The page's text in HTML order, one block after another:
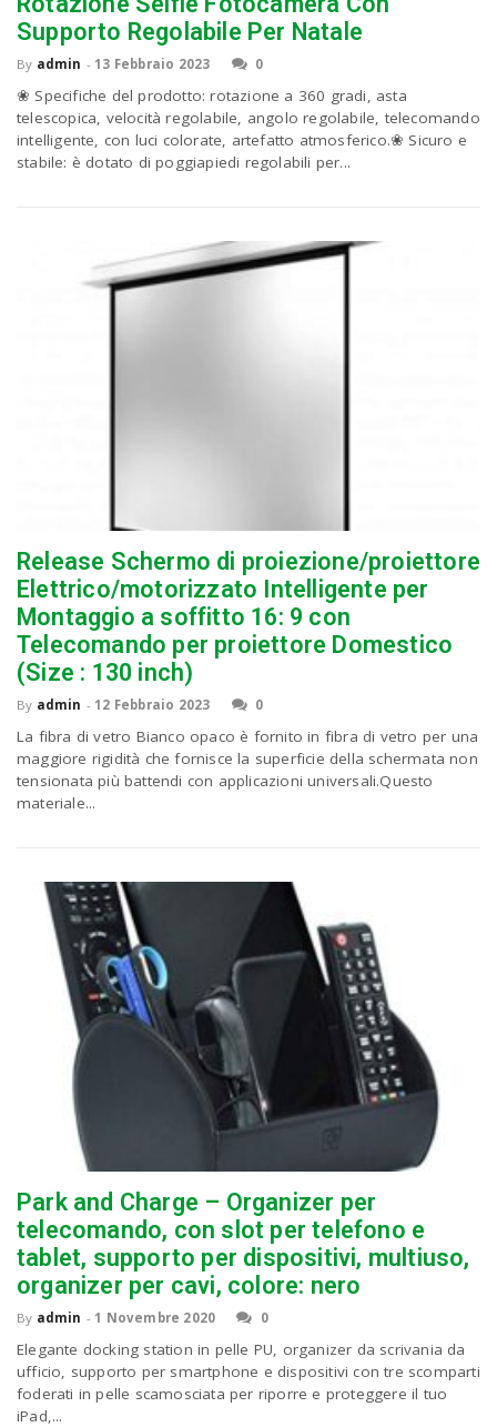
Supporto Regolabile Per Natale
By admin - 13 Febbraio 2023 0
❀ Specifiche del prodotto: rotazione a 360 gradi, asta
telescopica, velocità regolabile, angolo regolabile, telecomando
intelligente, con luci colorate, artefatto atmosferico.❀ Sicuro e
stabile: è dotato di poggiapiedi regolabili per...
Release Schermo di proiezione/proiettore
Elettrico/motorizzato Intelligente per
Montaggio a soffitto 16: 9 con
Telecomando per proiettore Domestico
(Size : 130 inch)
By admin - 12 Febbraio 2023 0
La fibra di vetro Bianco opaco è fornito in fibra di vetro per una
maggiore rigidità che fornisce la superficie della schermata non
tensionata più battendi con applicazioni universali.Questo
materiale...
Park and Charge – Organizer per
telecomando, con slot per telefono e
tablet, supporto per dispositivi, multiuso,
organizer per cavi, colore: nero
By admin - 1 Novembre 2020 0
Elegante docking station in pelle PU, organizer da scrivania da
ufficio, supporto per smartphone e dispositivi con tre scomparti
foderati in pelle scamosciata per riporre e proteggere il tuo
iPad,...